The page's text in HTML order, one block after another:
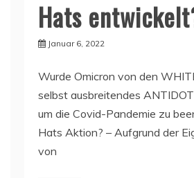
Hats
Januar 6, 2022
Wurde Omicron von den
selbst ausbreitendes
um die Covid-Pandemie zu
Hats Aktion? – Aufgrund der
von